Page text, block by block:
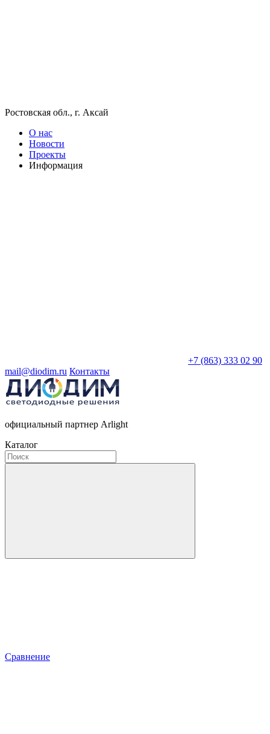
Ростовская обл., г. Аксай
О нас
Новости
Проекты
Информация
+7 (863) 333 02 90
mail@diodim.ru Контакты
официальный партнер Arlight
Каталог
Сравнение